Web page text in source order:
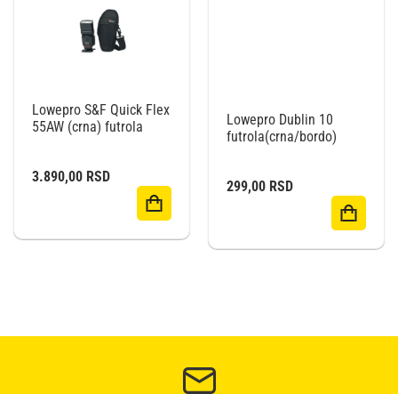
Lowepro S&F Quick Flex
55AW (crna) futrola
3.890,00 RSD
Lowepro Dublin 10
futrola(crna/bordo)
299,00 RSD